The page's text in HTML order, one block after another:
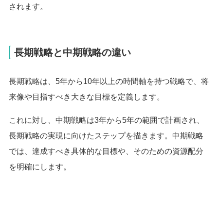
されます。
長期戦略と中期戦略の違い
長期戦略は、5年から10年以上の時間軸を持つ戦略で、将
来像や目指すべき大きな目標を定義します。
これに対し、中期戦略は3年から5年の範囲で計画され、
長期戦略の実現に向けたステップを描きます。中期戦略
では、達成すべき具体的な目標や、そのための資源配分
を明確にします。